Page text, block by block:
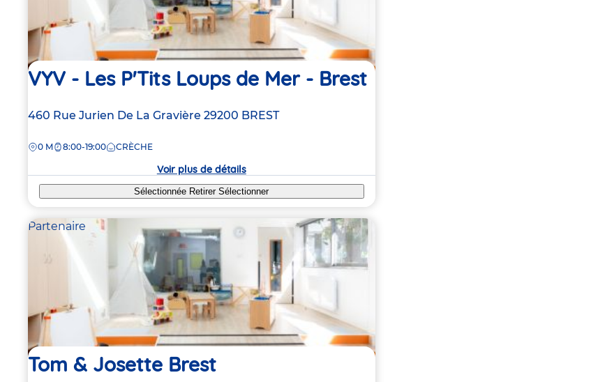
VYV - Les P'Tits Loups de Mer - Brest
Adresse
la
460 Rue Jurien De La Gravière 29200 BREST
DISTANCE
0 M 8:00-19:00 CRÈCHE
Voir plus de détails
Sélectionnée RetirerSélectionner
Partenaire
Tom & Josette Brest